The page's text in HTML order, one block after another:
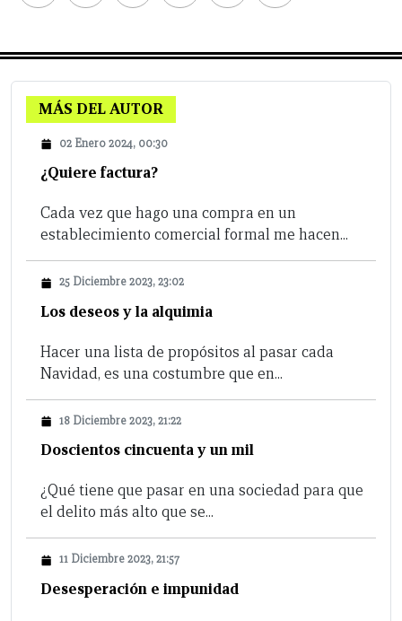
MÁS DEL AUTOR
02 Enero 2024, 00:30
¿Quiere factura?
Cada vez que hago una compra en un
establecimiento comercial formal me hacen...
25 Diciembre 2023, 23:02
Los deseos y la alquimia
Hacer una lista de propósitos al pasar cada
Navidad, es una costumbre que en...
18 Diciembre 2023, 21:22
Doscientos cincuenta y un mil
¿Qué tiene que pasar en una sociedad para que
el delito más alto que se...
11 Diciembre 2023, 21:57
Desesperación e impunidad